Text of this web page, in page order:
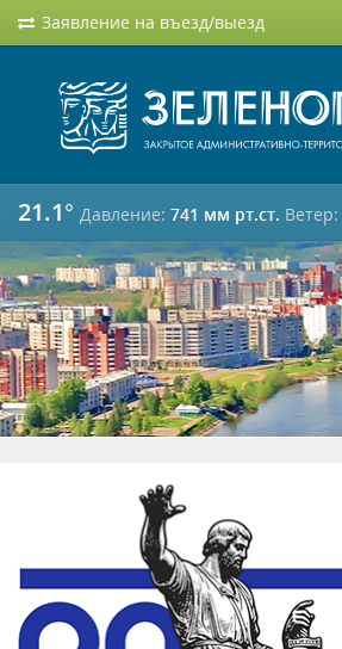
Заявление на въезд/выезд
21.1° Давление: 741 мм рт.ст. Ветер: